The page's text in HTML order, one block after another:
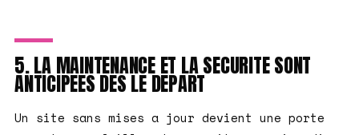
5. LA MAINTENANCE ET LA SECURITE SONT
ANTICIPEES DES LE DEPART
Un site sans mises a jour devient une porte